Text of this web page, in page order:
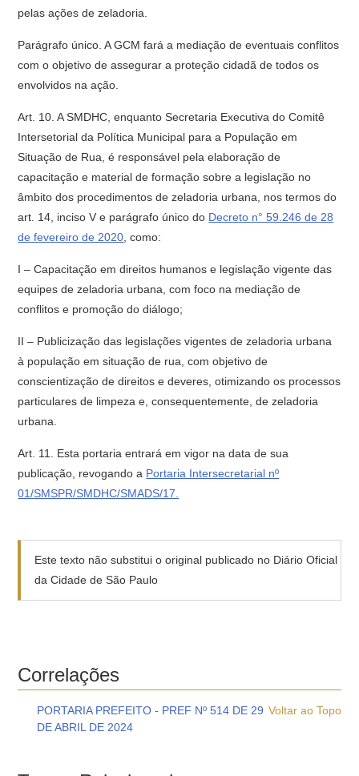
pelas ações de zeladoria.
Parágrafo único. A GCM fará a mediação de eventuais conflitos
com o objetivo de assegurar a proteção cidadã de todos os
envolvidos na ação.
Art. 10. A SMDHC, enquanto Secretaria Executiva do Comitê
Intersetorial da Política Municipal para a População em
Situação de Rua, é responsável pela elaboração de
capacitação e material de formação sobre a legislação no
âmbito dos procedimentos de zeladoria urbana, nos termos do
art. 14, inciso V e parágrafo único do Decreto n° 59.246 de 28
de fevereiro de 2020 , como:
I – Capacitação em direitos humanos e legislação vigente das
equipes de zeladoria urbana, com foco na mediação de
conflitos e promoção do diálogo;
II – Publicização das legislações vigentes de zeladoria urbana
à população em situação de rua, com objetivo de
conscientização de direitos e deveres, otimizando os processos
particulares de limpeza e, consequentemente, de zeladoria
urbana.
Art. 11. Esta portaria entrará em vigor na data de sua
publicação, revogando a Portaria Intersecretarial nº
01/SMSPR/SMDHC/SMADS/17.
Este texto não substitui o original publicado no Diário Oficial
da Cidade de São Paulo
Correlações
Voltar ao Topo
PORTARIA PREFEITO - PREF Nº 514 DE 29
DE ABRIL DE 2024